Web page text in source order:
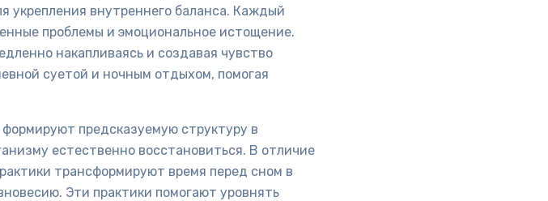
укрепления внутреннего баланса. Каждый
проблемы и эмоциональное истощение.
накапливаясь и создавая чувство
суетой и ночным отдыхом, помогая
формируют предсказуемую структуру в
естественно восстановиться. В отличие
трансформируют время перед сном в
Эти практики помогают уровнять